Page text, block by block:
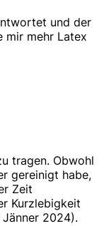
und der
mir mehr Latex
tragen. Obwohl
gereinigt habe,
Zeit
Kurzlebigkeit
2024).